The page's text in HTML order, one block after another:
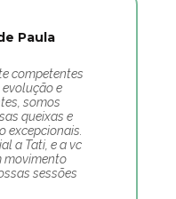
Paula
competentes
e
somos
queixas e
excepcionais.
a Tati, e a vc
movimento
sessões